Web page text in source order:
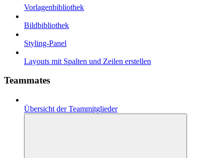
Vorlagenbibliothek
Bildbibliothek
Styling-Panel
Layouts mit Spalten und Zeilen erstellen
Teammates
Übersicht der Teammitglieder